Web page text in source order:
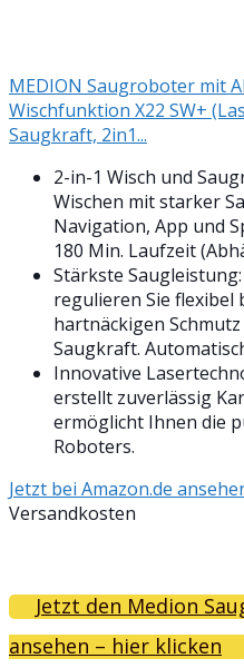
MEDION Saugroboter mit
Wischfunktion X22 SW+
Saugkraft, 2in1...
2-in-1 Wisch und
Wischen mit starker
Navigation, App und
180 Min. Laufzeit
Stärkste
regulieren Sie
hartnäckigen
Saugkraft.
Innovative
erstellt zuverlässig
ermöglicht Ihnen die
Roboters.
Jetzt bei Amazon.de
Versandkosten
Jetzt den Medion
ansehen – hier klicken